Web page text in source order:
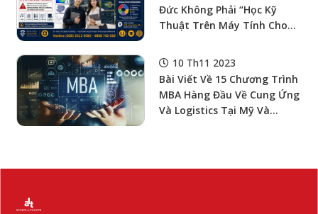
Đức Không Phải “Học Kỹ
Thuật Trên Máy Tính Cho
Vật Lý, Numerical Methods,
Programming, FEM, CFD,
HPC Và Kiểm Chứng Mô Hình
Với Dữ Liệu Thật
10 Th11 2023
Bài Viết Về 15 Chương Trình
MBA Hàng Đầu Về Cung Ứng
Và Logistics Tại Mỹ Và